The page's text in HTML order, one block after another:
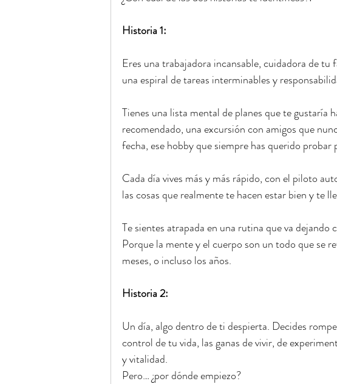
Historia 1:
Eres una trabajadora incansable, cuidadora de
una espiral de tareas interminables y
Tienes una lista mental de planes que te gustaría
recomendado, una excursión con amigos que
fecha, ese hobby que siempre has querido probar
Cada día vives más y más rápido, con el piloto
las cosas que realmente te hacen estar bien y te
Te sientes atrapada en una rutina que va
Porque la mente y el cuerpo son un todo que se
meses, o incluso los años.
Historia 2:
Un día, algo dentro de ti despierta. Decides
control de tu vida, las ganas de vivir, de
y vitalidad.
Pero… ¿por dónde empiezo?